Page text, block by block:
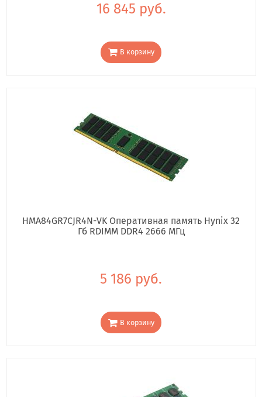
16 845 руб.
В корзину
HMA84GR7CJR4N-VK Оперативная память Hynix 32
Гб RDIMM DDR4 2666 МГц
5 186 руб.
В корзину